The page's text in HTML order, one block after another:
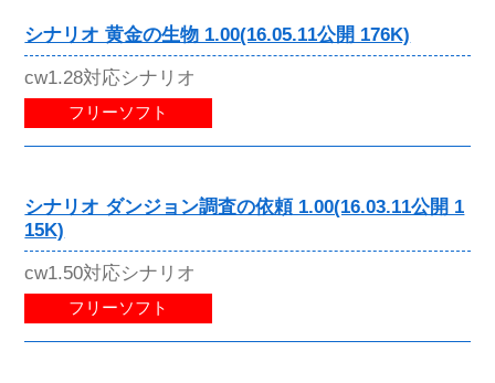
シナリオ 黄金の生物 1.00(16.05.11公開 176K)
cw1.28対応シナリオ
フリーソフト
シナリオ ダンジョン調査の依頼 1.00(16.03.11公開 1
15K)
cw1.50対応シナリオ
フリーソフト